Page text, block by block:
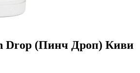
Drop (Пинч Дроп) Киви